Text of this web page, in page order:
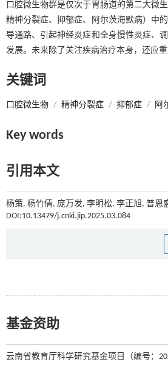
口腔微生物群是仅次于胃肠道的第二大微
精神分裂症、抑郁症、阿尔茨海默病）中
导通路、引起神经炎症和全身慢性炎症、
发展。未来除了关注疾病治疗本身，还应
关键词
口腔微生物 / 精神分裂症 / 抑郁症 / 阿
Key words
引用本文
杨策, 杨竹倩, 庞万发, 李明松, 李正旭, 普
DOI:10.13479/j.cnki.jip.2025.03.084
基金资助
云南省教育厅科学研究基金项目（编号：